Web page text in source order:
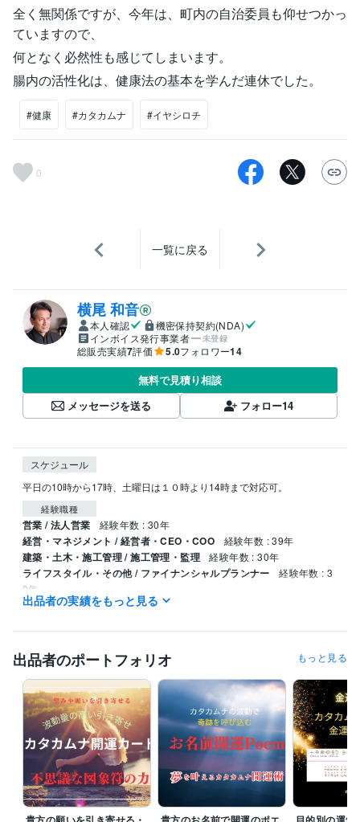
全く無関係ですが、今年は、町内の自治委員も仰せつかっ
ていますので、
何となく必然性も感じてしまいます。
腸内の活性化は、健康法の基本を学んだ連休でした。
#健康 #カタカムナ #イヤシロチ
0
一覧に戻る
横尾 和音
本人確認
機密保持契約(NDA)
インボイス発行事業者
未登録
総販売実績7評価 5.0フォロワー14
無料で見積り相談
メッセージを送る
フォロー14
スケジュール
平日の10時から17時、土曜日は１０時より14時まで対応可。
経験職種
営業 / 法人営業 経験年数 : 30年
経営・マネジメント / 経営者・CEO・COO 経験年数 : 39年
建築・土木・施工管理 / 施工管理・監理 経験年数 : 30年
ライフスタイル・その他 / ファイナンシャルプランナー
経験年数 : 3
0年
株式会社エレクトロンコミュニティ 1995年4月 ~ 現在
受賞歴
中小企業創造活動促進法（快適環境を促進する素材及び適合法） カ
タカムナ講座、イヤシロチ化講座
資格・検定
ファイナンシャルプランナー 取得年 : 1997年
防災士 取得年 : 2018年
相続士 取得年 : 2018年
得意分野
住まい・美容・生活相談 開運のコンサルタント、開運グッズの販売
出品者の実績をもっと見る
出品者のポートフォリオ もっと見る